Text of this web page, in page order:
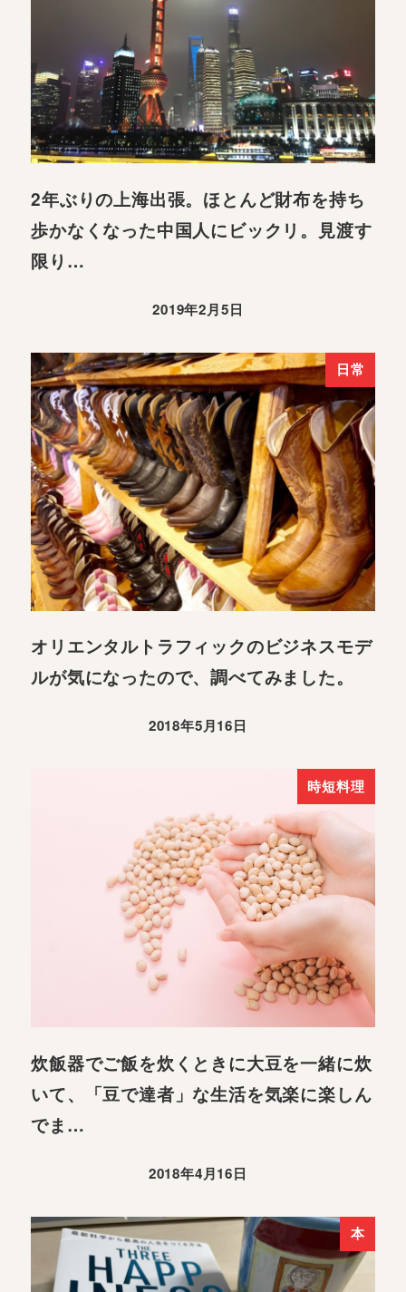
2年ぶりの上海出張。ほとんど財布を持ち
歩かなくなった中国人にビックリ。見渡す
限り…
2019年2月5日
日常
オリエンタルトラフィックのビジネスモデ
ルが気になったので、調べてみました。
2018年5月16日
時短料理
炊飯器でご飯を炊くときに大豆を一緒に炊
いて、「豆で達者」な生活を気楽に楽しん
でま…
2018年4月16日
本